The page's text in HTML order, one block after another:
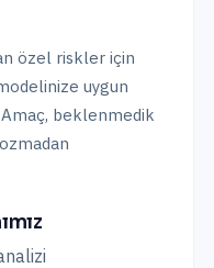
özel riskler için
uygun
beklenmedik